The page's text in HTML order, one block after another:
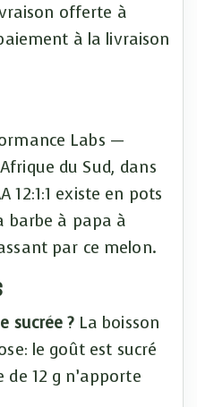
offerte à
à la livraison
Labs —
du Sud, dans
12:1:1 existe en pots
barbe à papa à
par ce melon.
sucrée ?La boisson
le goût est sucré
de 12 g n’apporte